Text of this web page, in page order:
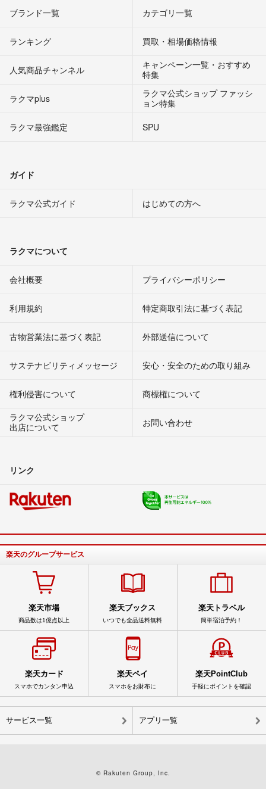
ブランド一覧 カテゴリ一覧
ランキング 買取・相場価格情報
人気商品チャンネル
キャンペーン一覧・おすすめ
特集
ラクマplus
ラクマ公式ショップ ファッシ
ョン特集
ラクマ最強鑑定
SPU
ガイド
ラクマ公式ガイド はじめての方へ
ラクマについて
会社概要 プライバシーポリシー
利用規約 特定商取引法に基づく表記
古物営業法に基づく表記 外部送信について
サステナビリティメッセージ 安心・安全のための取り組み
権利侵害について
商標権について
ラクマ公式ショップ
出店について
お問い合わせ
リンク
楽天のグループサービス
楽天市場
商品数は1億点以上
楽天ブックス
いつでも全品送料無料
楽天トラベル
簡単宿泊予約！
楽天カード
スマホでカンタン申込
楽天ペイ
スマホをお財布に
楽天PointClub
手軽にポイントを確認
サービス一覧 アプリ一覧
© Rakuten Group, Inc.